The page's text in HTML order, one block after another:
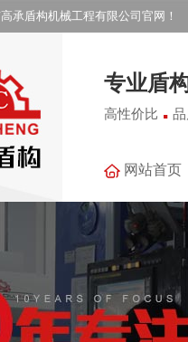
承盾构机械工程有限公司官网！
专业盾
高性价比 .
网站首页